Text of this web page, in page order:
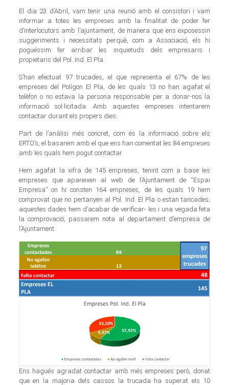
El dia 23 d’Abril, vam tenir una reunió amb el consistori i vam
informar a totes les empreses amb la finalitat de poder fer
d’interlocutors amb l’ajuntament, de manera que ens exposessin
suggeriments i necessitats perquè, com a Associació, els hi
poguéssim fer arribar les inquietuds dels empresaris i
propietaris del Pol. Ind. El Pla.
S’han efectuat 97 trucades, el que representa el 67% de les
empreses del Polígon El Pla, de les quals 13 no han agafat el
telèfon o no estava la persona responsable per a donar-nos la
informació sol·licitada. Amb aquestes empreses intentarem
contactar durant els propers dies.
Part de l’anàlisi més concret, com és la informació sobre els
ERTO’s, el basarem amb el que ens han comentat les 84 empreses
amb les quals hem pogut contactar.
Hem agafat la xifra de 145 empreses, tenint com a base les
empreses que apareixen al web de l’Ajuntament de “Espai
Empresa” on hi consten 164 empreses, de les quals 19 hem
comprovat que no pertanyen al Pol. Ind. El Pla o estan tancades;
aquestes dades hem d’acabar de verificar- les i una vegada feta
la comprovació, passarem nota al departament d’empresa de
l’Ajuntament.
Ens hagués agradat contactar amb més empreses però, donat
que en la majoria dels cassos la trucada ha superat els 10